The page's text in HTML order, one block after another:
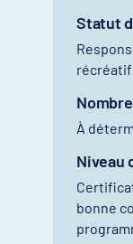
Statut
récréatif
À
Niveau
bonne